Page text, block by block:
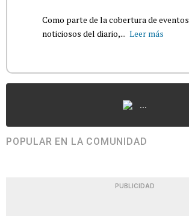
Como parte de la cobertura de eventos
noticiosos del diario,... Leer más
...
POPULAR EN LA COMUNIDAD
PUBLICIDAD